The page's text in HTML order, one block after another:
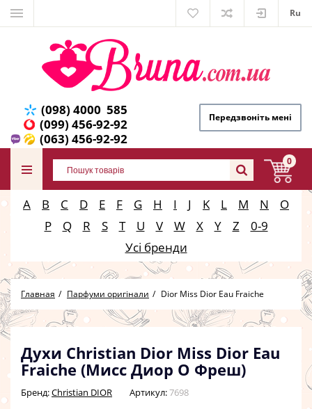
Ru
(098) 4000 585
(099) 456-92-92
(063) 456-92-92
Передзвоніть мені
0
A B C D E F G H I J K L M N
O
P
Q R S T U V W X Y Z
0-9
Усі бренди
Главная Парфуми оригінали Dior Miss Dior Eau Fraiche
Духи Christian Dior Miss Dior Eau
Fraiche (Мисс Диор О Фреш)
Бренд:Christian DIOR Артикул:7698